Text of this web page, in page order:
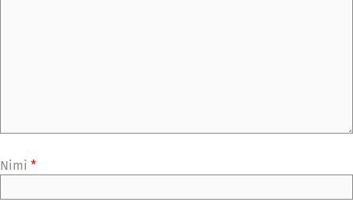
Nimi *